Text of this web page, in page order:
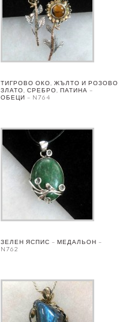
ТИГРОВО ОКО, ЖЪЛТО И РОЗОВО
ЗЛАТО, СРЕБРО, ПАТИНА –
ОБЕЦИ – N764
ЗЕЛЕН ЯСПИС – МЕДАЛЬОН –
N762